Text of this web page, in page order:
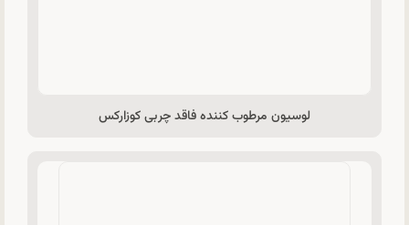
لوسیون مرطوب کننده فاقد چربی کوزارکس